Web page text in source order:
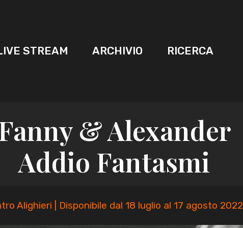
STREAM ARCHIVIO RICERCA
& Alexander
Addio Fantasmi
Alighieri | Disponibile dal 18 luglio al 17 agosto 2022